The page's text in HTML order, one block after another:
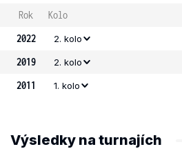
Rok
Kolo
2022
2. kolo
2019 2. kolo
2011 1. kolo
Výsledky na turnajích